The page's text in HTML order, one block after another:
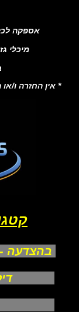
אספקה
מיכלי
* אין החזרה ו/
בהצדעה -